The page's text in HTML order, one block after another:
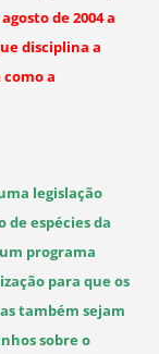
de 2004 a
disciplina a
a
legislação
espécies da
programa
para que os
também sejam
sobre o